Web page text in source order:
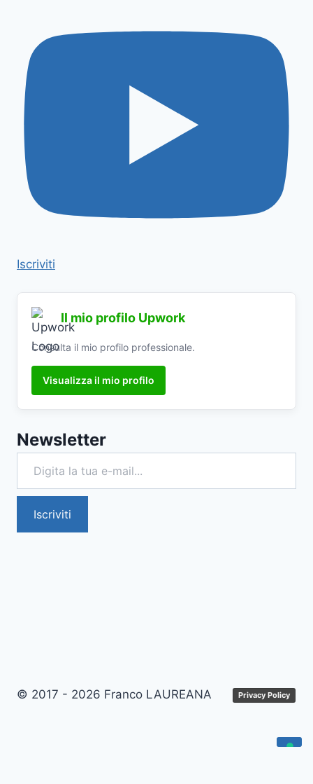
Iscriviti
Il mio profilo Upwork
Consulta il mio profilo professionale.
Visualizza il mio profilo
Newsletter
Digita la tua e-mail...
Iscriviti
© 2017 - 2026 Franco LAUREANA Privacy Policy